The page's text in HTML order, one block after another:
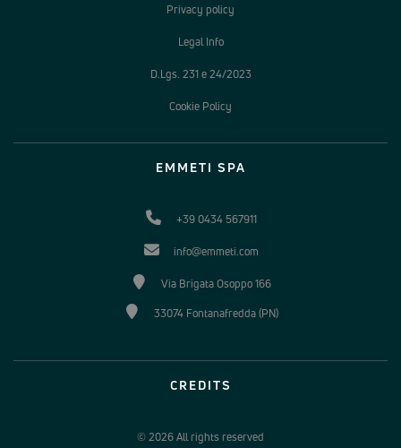
Privacy policy
Legal Info
D.Lgs. 231 e 24/2023
Cookie Policy
EMMETI SPA
+39 0434 567911
info@emmeti.com
Via Brigata Osoppo 166
33074 Fontanafredda (PN)
CREDITS
© 2026 All rights reserved